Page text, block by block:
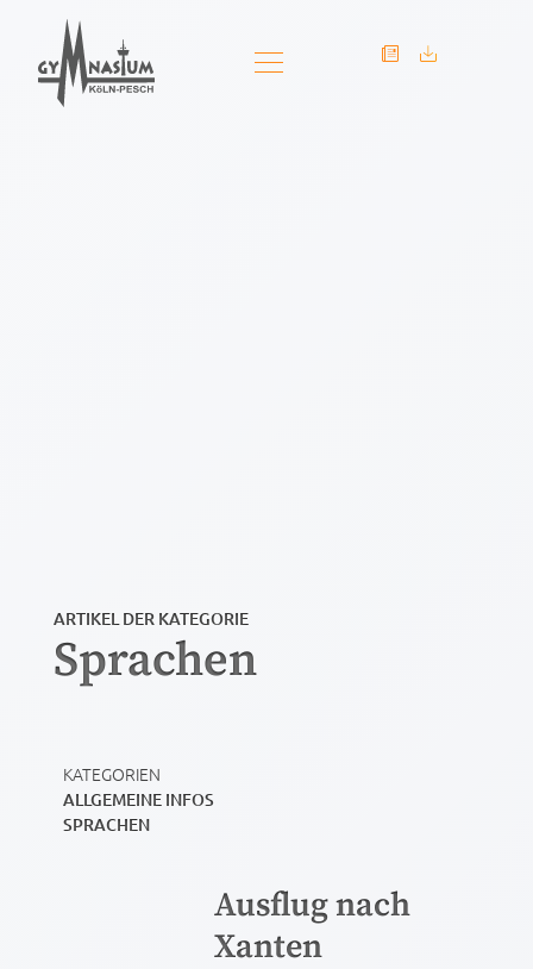
ARTIKEL DER KATEGORIE
Sprachen
KATEGORIEN
ALLGEMEINE INFOS
SPRACHEN
Ausflug nach
Xanten